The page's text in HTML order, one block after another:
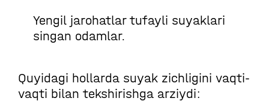
Yengil jarohatlar tufayli suyaklari
singan odamlar.
Quyidagi hollarda suyak zichligini vaqti-
vaqti bilan tekshirishga arziydi: